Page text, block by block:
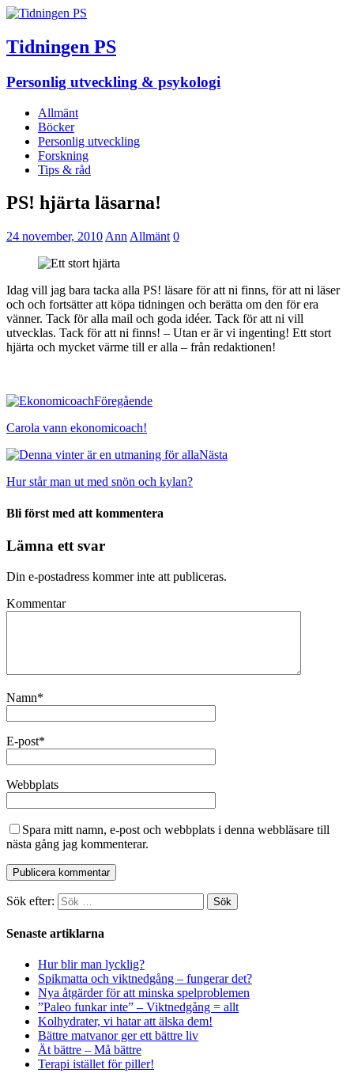
Tidningen PS
Personlig utveckling & psykologi
Allmänt
Böcker
Personlig utveckling
Forskning
Tips & råd
PS! hjärta läsarna!
24 november, 2010 Ann Allmänt 0
Idag vill jag bara tacka alla PS! läsare för att ni finns, för att ni läser
och och fortsätter att köpa tidningen och berätta om den för era
vänner. Tack för alla mail och goda idéer. Tack för att ni vill
utvecklas. Tack för att ni finns! – Utan er är vi ingenting! Ett stort
hjärta och mycket värme till er alla – från redaktionen!
Föregående
Carola vann ekonomicoach!
Nästa
Hur står man ut med snön och kylan?
Bli först med att kommentera
Lämna ett svar
Din e-postadress kommer inte att publiceras.
Kommentar
Namn*
E-post*
Webbplats
Spara mitt namn, e-post och webbplats i denna webbläsare till
nästa gång jag kommenterar.
Sök efter:
Senaste artiklarna
Hur blir man lycklig?
Spikmatta och viktnedgång – fungerar det?
Nya åtgärder för att minska spelproblemen
”Paleo funkar inte” – Viktnedgång = allt
Kolhydrater, vi hatar att älska dem!
Bättre matvanor ger ett bättre liv
Ät bättre – Må bättre
Terapi istället för piller!